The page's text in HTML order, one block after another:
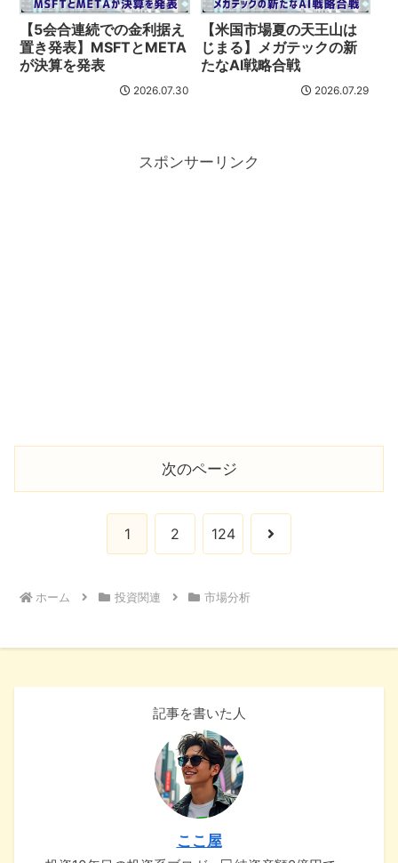
【5会合連続での金利据え
置き発表】MSFTとMETA
が決算を発表
2026.07.30
【米国市場夏の天王山は
じまる】メガテックの新
たなAI戦略合戦
2026.07.29
スポンサーリンク
次のページ
1 2 124 次
ホーム 投資関連 市場分析
記事を書いた人
ここ屋